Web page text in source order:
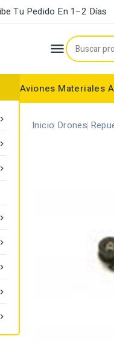
Tu Pedido En 1–2 Días

Aviones Materiales








Inicio Drones